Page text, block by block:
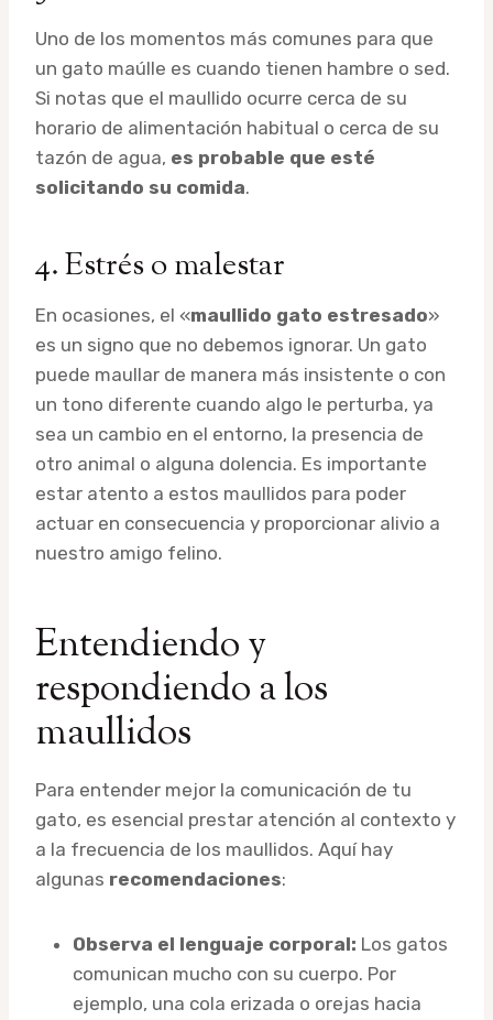
Uno de los momentos más comunes para que
un gato maúlle es cuando tienen hambre o sed.
Si notas que el maullido ocurre cerca de su
horario de alimentación habitual o cerca de su
tazón de agua, es probable que esté
solicitando su comida.
4. Estrés o malestar
En ocasiones, el «maullido gato estresado»
es un signo que no debemos ignorar. Un gato
puede maullar de manera más insistente o con
un tono diferente cuando algo le perturba, ya
sea un cambio en el entorno, la presencia de
otro animal o alguna dolencia. Es importante
estar atento a estos maullidos para poder
actuar en consecuencia y proporcionar alivio a
nuestro amigo felino.
Entendiendo y
respondiendo a los
maullidos
Para entender mejor la comunicación de tu
gato, es esencial prestar atención al contexto y
a la frecuencia de los maullidos. Aquí hay
algunas recomendaciones:
Observa el lenguaje corporal: Los gatos
comunican mucho con su cuerpo. Por
ejemplo, una cola erizada o orejas hacia